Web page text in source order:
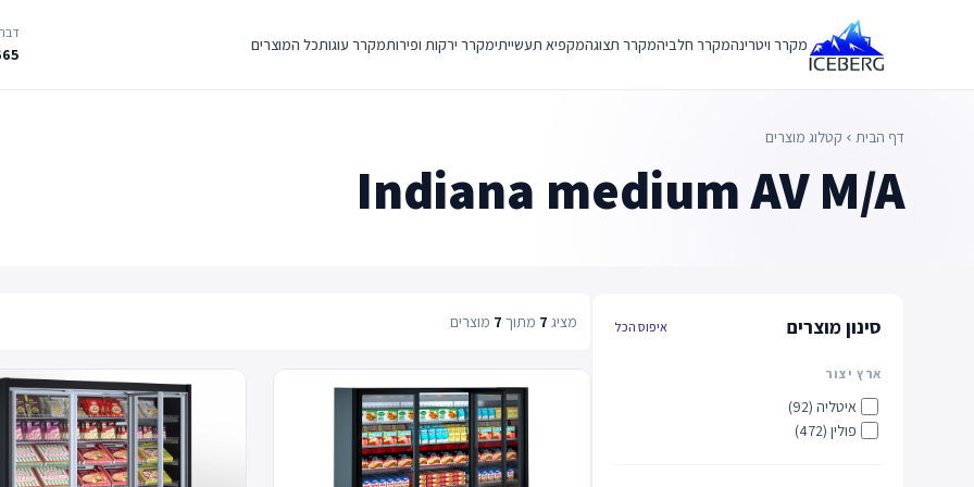
מקרר ויטרינהמקרר חלביהמקרר תצוגהמקפיא תעשייתימקרר ירקות ופירותמקרר עוגותכל המוצרים
דף הבית chevron_left קטלוג מוצרים
Indiana medium AV M/A
סינון מוצרים איפוס הכל
ארץ יצור
איטליה (92)
פולין (472)
מציג 7 מתוך 7 מוצרים